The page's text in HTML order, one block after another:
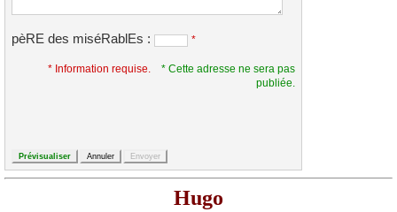
pèRE des miséRablEs : *
* Information requise.
* Cette adresse ne sera pas
publiée.
Hugo